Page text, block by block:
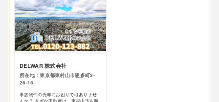
DELWAR 株式会社
所在地：東京都東村山市恩多町3-
26-15
事故物件の売却にお困りではありませ
んか？ きずな不動産は、東村山市を拠